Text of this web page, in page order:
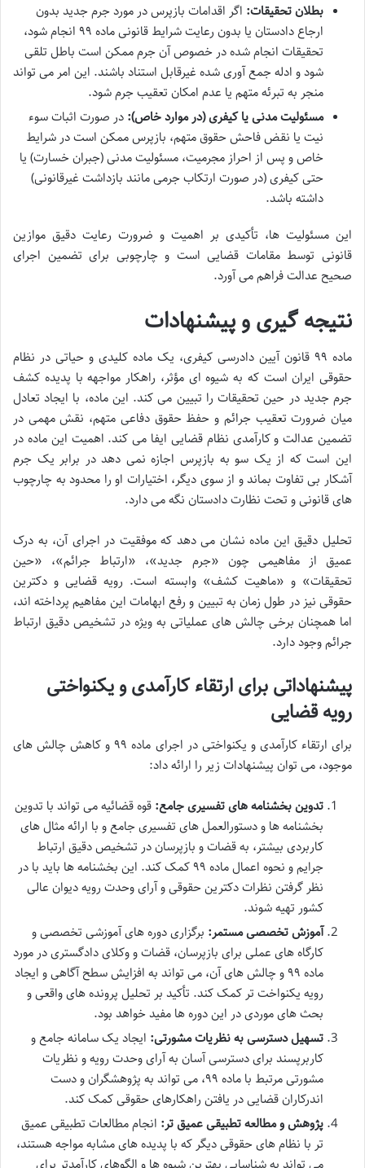
بطلان تحقیقات: اگر اقدامات بازپرس در مورد جرم جدید بدون
ارجاع دادستان یا بدون رعایت شرایط قانونی ماده ۹۹ انجام شود،
تحقیقات انجام شده در خصوص آن جرم ممکن است باطل تلقی
شود و ادله جمع آوری شده غیرقابل استناد باشند. این امر می تواند
منجر به تبرئه متهم یا عدم امکان تعقیب جرم شود.
مسئولیت مدنی یا کیفری (در موارد خاص): در صورت اثبات سوء
نیت یا نقض فاحش حقوق متهم، بازپرس ممکن است در شرایط
خاص و پس از احراز مجرمیت، مسئولیت مدنی (جبران خسارت) یا
حتی کیفری (در صورت ارتکاب جرمی مانند بازداشت غیرقانونی)
داشته باشد.
این مسئولیت ها، تأکیدی بر اهمیت و ضرورت رعایت دقیق موازین
قانونی توسط مقامات قضایی است و چارچوبی برای تضمین اجرای
صحیح عدالت فراهم می آورد.
نتیجه گیری و پیشنهادات
ماده ۹۹ قانون آیین دادرسی کیفری، یک ماده کلیدی و حیاتی در نظام
حقوقی ایران است که به شیوه ای مؤثر، راهکار مواجهه با پدیده کشف
جرم جدید در حین تحقیقات را تبیین می کند. این ماده، با ایجاد تعادل
میان ضرورت تعقیب جرائم و حفظ حقوق دفاعی متهم، نقش مهمی در
تضمین عدالت و کارآمدی نظام قضایی ایفا می کند. اهمیت این ماده در
این است که از یک سو به بازپرس اجازه نمی دهد در برابر یک جرم
آشکار بی تفاوت بماند و از سوی دیگر، اختیارات او را محدود به چارچوب
های قانونی و تحت نظارت دادستان نگه می دارد.
تحلیل دقیق این ماده نشان می دهد که موفقیت در اجرای آن، به درک
عمیق از مفاهیمی چون «جرم جدید»، «ارتباط جرائم»، «حین
تحقیقات» و «ماهیت کشف» وابسته است. رویه قضایی و دکترین
حقوقی نیز در طول زمان به تبیین و رفع ابهامات این مفاهیم پرداخته اند،
اما همچنان برخی چالش های عملیاتی به ویژه در تشخیص دقیق ارتباط
جرائم وجود دارد.
پیشنهاداتی برای ارتقاء کارآمدی و یکنواختی
رویه قضایی
برای ارتقاء کارآمدی و یکنواختی در اجرای ماده ۹۹ و کاهش چالش های
موجود، می توان پیشنهادات زیر را ارائه داد:
تدوین بخشنامه های تفسیری جامع: قوه قضائیه می تواند با تدوین
بخشنامه ها و دستورالعمل های تفسیری جامع و با ارائه مثال های
کاربردی بیشتر، به قضات و بازپرسان در تشخیص دقیق ارتباط
جرایم و نحوه اعمال ماده ۹۹ کمک کند. این بخشنامه ها باید با در
نظر گرفتن نظرات دکترین حقوقی و آرای وحدت رویه دیوان عالی
کشور تهیه شوند.
آموزش تخصصی مستمر: برگزاری دوره های آموزشی تخصصی و
کارگاه های عملی برای بازپرسان، قضات و وکلای دادگستری در مورد
ماده ۹۹ و چالش های آن، می تواند به افزایش سطح آگاهی و ایجاد
رویه یکنواخت تر کمک کند. تأکید بر تحلیل پرونده های واقعی و
بحث های موردی در این دوره ها مفید خواهد بود.
تسهیل دسترسی به نظریات مشورتی: ایجاد یک سامانه جامع و
کاربرپسند برای دسترسی آسان به آرای وحدت رویه و نظریات
مشورتی مرتبط با ماده ۹۹، می تواند به پژوهشگران و دست
اندرکاران قضایی در یافتن راهکارهای حقوقی کمک کند.
پژوهش و مطالعه تطبیقی عمیق تر: انجام مطالعات تطبیقی عمیق
تر با نظام های حقوقی دیگر که با پدیده های مشابه مواجه هستند،
می تواند به شناسایی بهترین شیوه ها و الگوهای کارآمدتر برای